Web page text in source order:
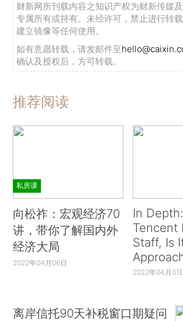
财新网所刊载内容之知识产权为财新传媒
专属所有或持有。未经许可，禁止进行转
建立镜像等任何使用。
如有意愿转载，请发邮件至
确认及授权后，方可转载。
推荐阅读
私房课
向松祚：宏观经济70
讲，带你了解国内外
经济大局
2022年04月06日
In
Tencent
Staff, Is
2022年04月01
离岸信托90天补税窗口期疑问